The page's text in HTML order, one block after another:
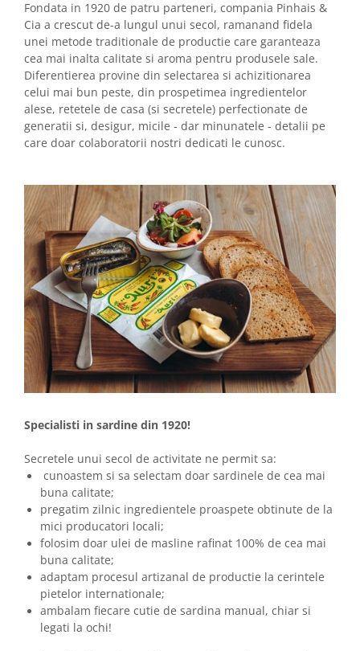
Fondata in 1920 de patru parteneri, compania Pinhais &
Cia a crescut de-a lungul unui secol, ramanand fidela
unei metode traditionale de productie care garanteaza
cea mai inalta calitate si aroma pentru produsele sale.
Diferentierea provine din selectarea si achizitionarea
celui mai bun peste, din prospetimea ingredientelor
alese, retetele de casa (si secretele) perfectionate de
generatii si, desigur, micile - dar minunatele - detalii pe
care doar colaboratorii nostri dedicati le cunosc.
Specialisti in sardine din 1920!
Secretele unui secol de activitate ne permit sa:
cunoastem si sa selectam doar sardinele de cea mai
buna calitate;
pregatim zilnic ingredientele proaspete obtinute de la
mici producatori locali;
folosim doar ulei de masline rafinat 100% de cea mai
buna calitate;
adaptam procesul artizanal de productie la cerintele
pietelor internationale;
ambalam fiecare cutie de sardina manual, chiar si
legati la ochi!